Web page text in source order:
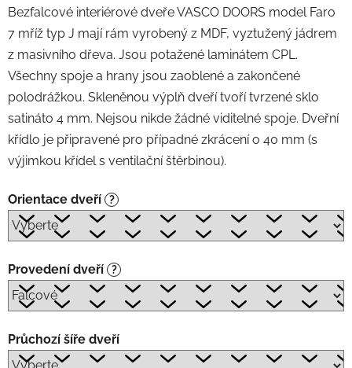
Bezfalcové interiérové dveře VASCO DOORS model Faro
7 mříž typ J mají rám vyrobený z MDF, vyztužený jádrem
z masivního dřeva. Jsou potažené laminátem CPL.
Všechny spoje a hrany jsou zaoblené a zakončené
polodrážkou. Skleněnou výplň dveří tvoří tvrzené sklo
satináto 4 mm. Nejsou nikde žádné viditelné spoje. Dveřní
křídlo je připravené pro případné zkrácení o 40 mm (s
výjimkou křídel s ventilační štěrbinou).
Orientace dveří ?
Provedení dveří ?
Průchozí šíře dveří